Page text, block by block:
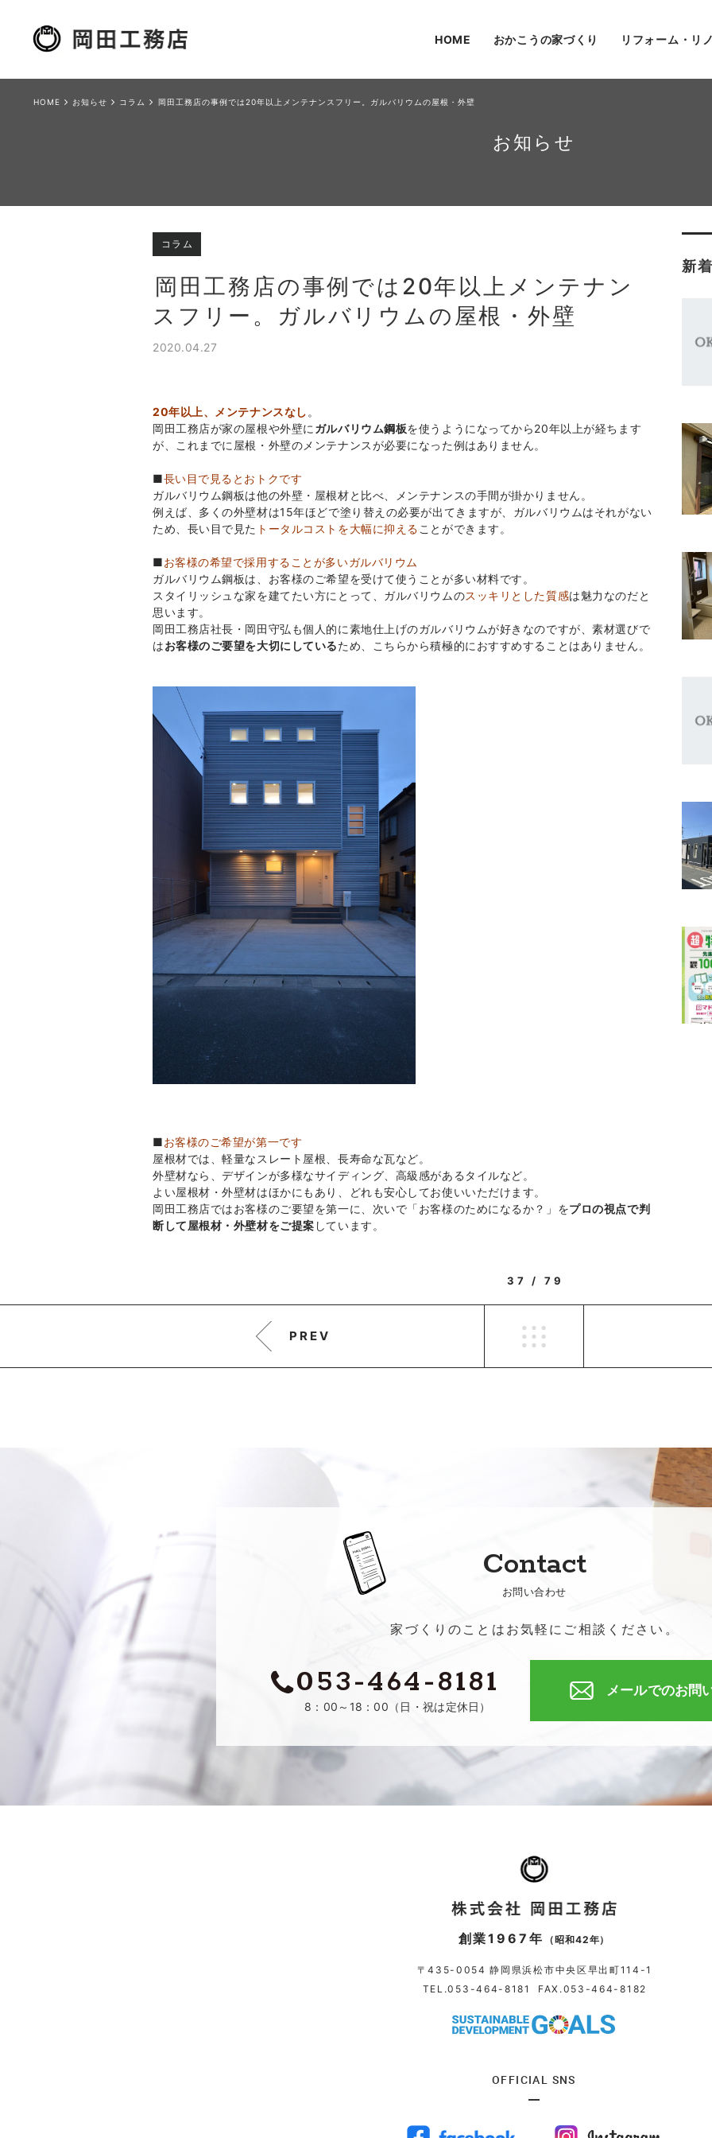
HOME おかこうの家づくり リフォーム・リ
お知らせ
HOME お知らせ コラム 岡田工務店の事例では20年以上メンテナンスフリー。ガルバリウムの屋根・外壁
コラム
岡田工務店の事例では20年以上メンテナン
スフリー。ガルバリウムの屋根・外壁
2020.04.27
20年以上、メンテナンスなし 。
岡田工務店が家の屋根や外壁に ガルバリウム鋼板を使うようになってから20年以上が経ちます
が、これまでに屋根・外壁のメンテナンスが必要になった例はありません。
■長い目で見るとおトクです
ガルバリウム鋼板は他の外壁・屋根材と比べ、メンテナンスの手間が掛かりません。
例えば、多くの外壁材は15年ほどで塗り替えの必要が出てきますが、ガルバリウムはそれがない
ため、長い目で見た トータルコストを大幅に抑える ことができます。
■お客様の希望で採用することが多いガルバリウム
ガルバリウム鋼板は、お客様のご希望を受けて使うことが多い材料です。
スタイリッシュな家を建てたい方にとって、ガルバリウムのスッキリとした質感は魅力なのだと
思います。
岡田工務店社長・岡田守弘も個人的に素地仕上げのガルバリウムが好きなのですが、素材選びで
はお客様のご要望を大切にしているため、こちらから積極的におすすめすることはありません。
■お客様のご希望が第一です
屋根材では、軽量なスレート屋根、長寿命な瓦など。
外壁材なら、デザインが多様なサイディング、高級感があるタイルなど。
よい屋根材・外壁材はほかにもあり、どれも安心してお使いいただけます。
岡田工務店ではお客様のご要望を第一に、次いで「お客様のためになるか？」をプロの視点で判
断して屋根材・外壁材をご提案 しています。
新
37 / 79
PREV
Contact
お問い合わせ
家づくりのことはお気軽にご相談ください。
053-464-8181
8：00～18：00（日・祝は定休日）
メールでのお問
創業1967年 （昭和42年）
〒435-0054 静岡県浜松市中央区早出町114-1
TEL.053-464-8181 FAX.053-464-8182
OFFICIAL SNS